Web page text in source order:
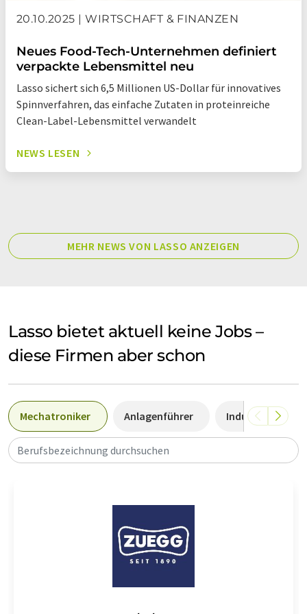
20.10.2025 | WIRTSCHAFT & FINANZEN
Neues Food-Tech-Unternehmen definiert
verpackte Lebensmittel neu
Lasso sichert sich 6,5 Millionen US-Dollar für innovatives
Spinnverfahren, das einfache Zutaten in proteinreiche
Clean-Label-Lebensmittel verwandelt
NEWS LESEN
MEHR NEWS VON LASSO ANZEIGEN
Lasso bietet aktuell keine Jobs –
diese Firmen aber schon
Mechatroniker Anlagenführer
Berufsbezeichnung durchsuchen